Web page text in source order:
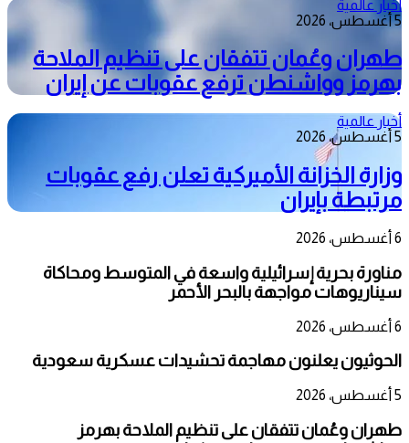
أخبار عالمية
5 أغسطس، 2026
طهران وعُمان تتفقان على تنظيم الملاحة
بهرمز وواشنطن ترفع عقوبات عن إيران
أخبار عالمية
5 أغسطس، 2026
وزارة الخزانة الأميركية تعلن رفع عقوبات
مرتبطة بإيران
6 أغسطس، 2026
مناورة بحرية إسرائيلية واسعة في المتوسط ومحاكاة
سيناريوهات مواجهة بالبحر الأحمر
6 أغسطس، 2026
الحوثيون يعلنون مهاجمة تحشيدات عسكرية سعودية
5 أغسطس، 2026
طهران وعُمان تتفقان على تنظيم الملاحة بهرمز